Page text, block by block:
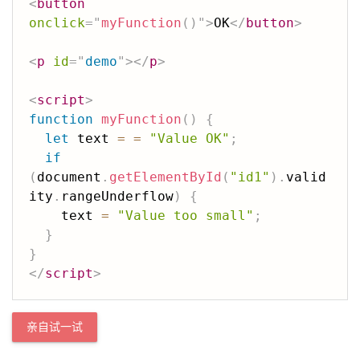
<button
onclick="myFunction ( ) ">OK</button>
<p id=" demo"></p>
<script>
function myFunction ( )
{
let
text = = "Value OK" ;
if
( document . getElementById ( "id1" ) . valid
ity . rangeUnderflow)
{
    text
= "Value too small" ;
}
}
</script>
亲自试一试